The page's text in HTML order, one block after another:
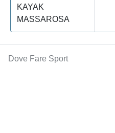
KAYAK
MASSAROSA
Dove Fare Sport